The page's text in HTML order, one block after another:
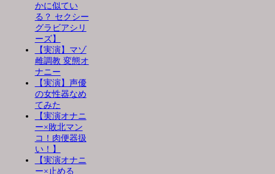
かに似てい
る？ セクシー
グラビアシリ
ーズ】
【実演】マゾ
雌調教 変態オ
ナニー
【実演】声優
の女性器なめ
てみた
【実演オナニ
ー×敗北マン
コ！肉便器扱
い！】
【実演オナニ
ー×止める